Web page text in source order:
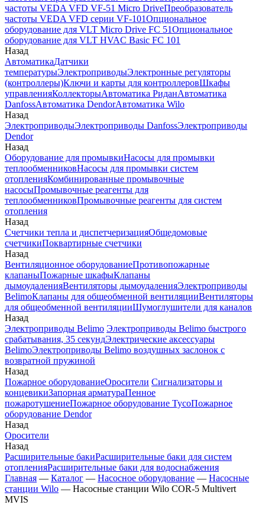
частоты VEDA VFD VF-51 Micro DriveПреобразователь
частоты VEDA VFD серии VF-101Опциональное
оборудование для VLT Micro Drive FC 51Опциональное
оборудование для VLT HVAC Basic FC 101
Назад
АвтоматикаДатчики
температурыЭлектроприводыЭлектронные регуляторы
(контроллеры)Ключи и карты для контроллеровШкафы
управленияКоллекторыАвтоматика РиданАвтоматика
DanfossАвтоматика DendorАвтоматика Wilo
Назад
ЭлектроприводыЭлектроприводы DanfossЭлектроприводы
Dendor
Назад
Оборудование для промывкиНасосы для промывки
теплообменниковНасосы для промывки систем
отопленияКомбинированные промывочные
насосыПромывочные реагенты для
теплообменниковПромывочные реагенты для систем
отопления
Назад
Счетчики тепла и диспетчеризацияОбщедомовые
счетчикиПоквартирные счетчики
Назад
Вентиляционное оборудованиеПротивопожарные
клапаныПожарные шкафыКлапаны
дымоудаленияВентиляторы дымоудаленияЭлектроприводы
BelimoКлапаны для общеобменной вентиляцииВентиляторы
для общеобменной вентиляцииШумоглушители для каналов
Назад
Электроприводы Belimo Электроприводы Belimo быстрого
срабатывания, 35 секундЭлектрические аксессуары
BelimoЭлектроприводы Belimo воздушных заслонок c
возвратной пружиной
Назад
Пожарное оборудованиеОросители Сигнализаторы и
концевикиЗапорная арматураПенное
пожаротушениеПожарное оборудование TycoПожарное
оборудование Dendor
Назад
Оросители
Назад
Расширительные бакиРасширительные баки для систем
отопленияРасширительные баки для водоснабжения
Главная — Каталог — Насосное оборудование — Насосные
станции Wilo — Насосные станции Wilo COR-5 Multivert
MVIS